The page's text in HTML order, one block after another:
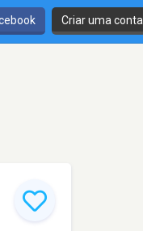
Criar uma conta